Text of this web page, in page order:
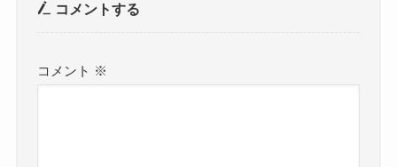
コメントする
コメント ※